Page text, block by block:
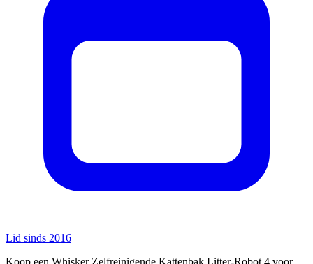
Lid sinds 2016
Koop een Whisker Zelfreinigende Kattenbak Litter-Robot 4 voor